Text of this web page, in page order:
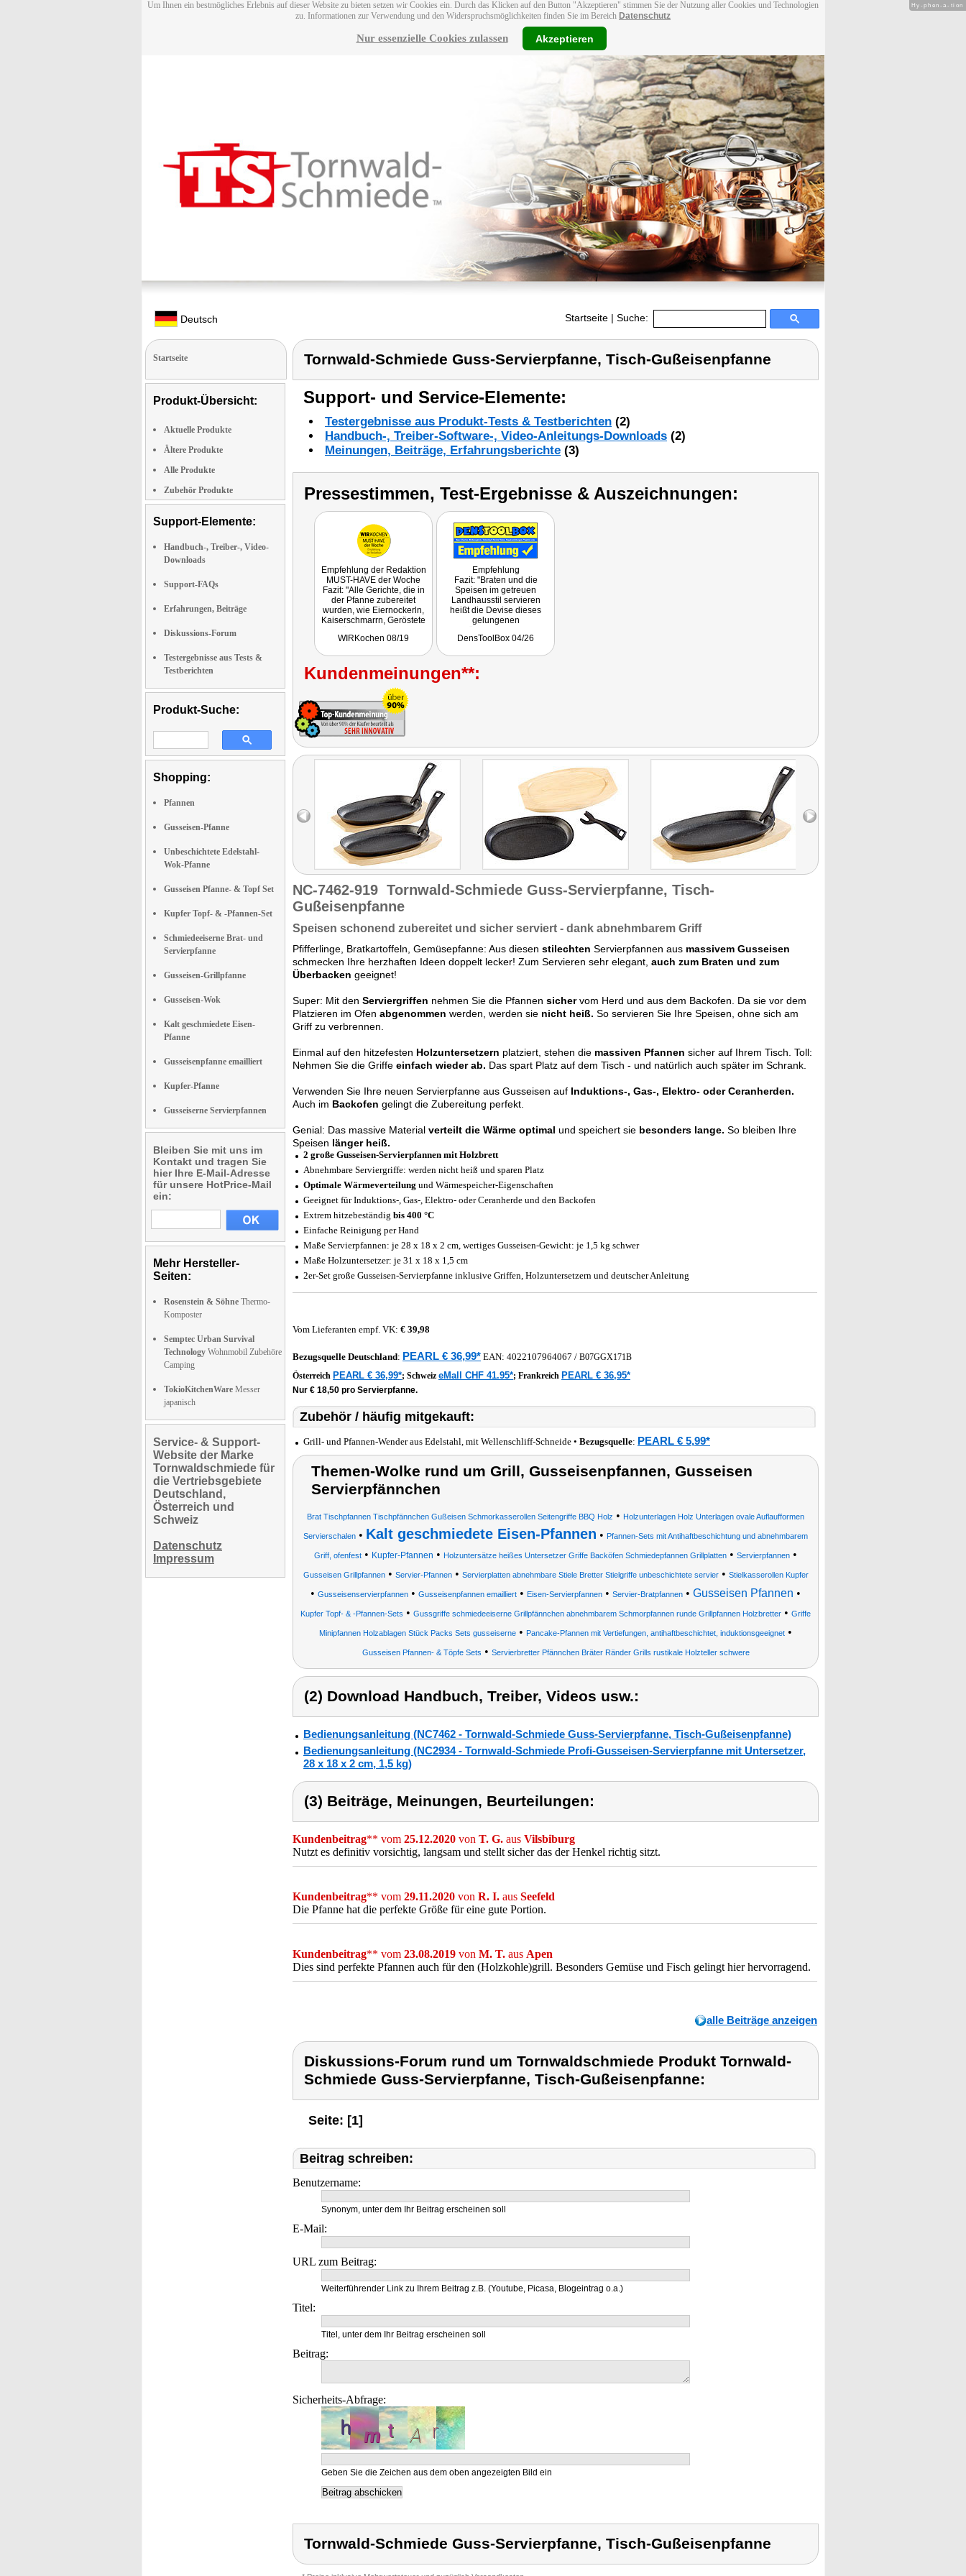
Um Ihnen ein bestmögliches Erlebnis auf dieser Website zu bieten setzen wir Cookies ein. Durch das Klicken auf den Button "Akzeptieren" stimmen Sie der Nutzung aller Cookies und Technologien
zu. Informationen zur Verwendung und den Widerspruchsmöglichkeiten finden Sie im Bereich Datenschutz
Nur essenzielle Cookies zulassen Akzeptieren
Deutsch Startseite | Suche:
Startseite
Produkt-Übersicht:
Aktuelle Produkte
Ältere Produkte
Alle Produkte
Zubehör Produkte
Support-Elemente:
Handbuch-, Treiber-, Video-
Downloads
Support-FAQs
Erfahrungen, Beiträge
Diskussions-Forum
Testergebnisse aus Tests &
Testberichten
Produkt-Suche:
Shopping:
Pfannen
Gusseisen-Pfanne
Unbeschichtete Edelstahl-
Wok-Pfanne
Gusseisen Pfanne- & Topf Set
Kupfer Topf- & -Pfannen-Set
Schmiedeeiserne Brat- und
Servierpfanne
Gusseisen-Grillpfanne
Gusseisen-Wok
Kalt geschmiedete Eisen-
Pfanne
Gusseisenpfanne emailliert
Kupfer-Pfanne
Gusseiserne Servierpfannen
Bleiben Sie mit uns im
Kontakt und tragen Sie
hier Ihre E-Mail-Adresse
für unsere HotPrice-Mail
ein:
Mehr Hersteller-
Seiten:
Rosenstein & Söhne Thermo-
Komposter
Semptec Urban Survival
Technology Wohnmobil Zubehöre
Camping
TokioKitchenWare Messer
japanisch
Service- & Support-
Website der Marke
Tornwaldschmiede für
die Vertriebsgebiete
Deutschland,
Österreich und
Schweiz
Datenschutz
Impressum
Tornwald-Schmiede Guss-Servierpfanne, Tisch-Gußeisenpfanne
Support- und Service-Elemente:
Testergebnisse aus Produkt-Tests & Testberichten (2)
Handbuch-, Treiber-Software-, Video-Anleitungs-Downloads (2)
Meinungen, Beiträge, Erfahrungsberichte (3)
Pressestimmen, Test-Ergebnisse & Auszeichnungen:
Empfehlung der Redaktion
MUST-HAVE der Woche
Fazit: "Alle Gerichte, die in
der Pfanne zubereitet
wurden, wie Eiernockerln,
Kaiserschmarrn, Geröstete
Eierschwammerl-Gröstl,
einfach nur Bratkartoffeln
gelangen perfekt, da die
Wärmeverteilung der
Pfanne wirklich ideal ist. Die
Gerichte sind im
Handumdrehen gemacht.
Variieren Sie Zutaten, die
zaubern Sie mit der
Pfannen neue, individuelle
Getestet wurde NC-2900.
WIRKochen 08/19
Empfehlung
Fazit: "Braten und die
Speisen im getreuen
Landhausstil servieren
heißt die Devise dieses
gelungenen
Getestet wurde NC-2900.
DensToolBox 04/26
Kundenmeinungen**:
NC-7462-919 Tornwald-Schmiede Guss-Servierpfanne, Tisch-
Gußeisenpfanne
Speisen schonend zubereitet und sicher serviert - dank abnehmbarem Griff
Pfifferlinge, Bratkartoffeln, Gemüsepfanne: Aus diesen stilechten Servierpfannen aus massivem Gusseisen
schmecken Ihre herzhaften Ideen doppelt lecker! Zum Servieren sehr elegant, auch zum Braten und zum
Überbacken geeignet!
Super: Mit den Serviergriffen nehmen Sie die Pfannen sichervom Herd und aus dem Backofen. Da sie vor dem
Platzieren im Ofen abgenommen werden, werden sie nicht heiß. So servieren Sie Ihre Speisen, ohne sich am
Griff zu verbrennen.
Einmal auf den hitzefesten Holzuntersetzern platziert, stehen die massiven Pfannen sicher auf Ihrem Tisch. Toll:
Nehmen Sie die Griffe einfach wieder ab. Das spart Platz auf dem Tisch - und natürlich auch später im Schrank.
Verwenden Sie Ihre neuen Servierpfanne aus Gusseisen auf Induktions-, Gas-, Elektro- oder Ceranherden.
Auch im Backofen gelingt die Zubereitung perfekt.
Genial: Das massive Material verteilt die Wärme optimal und speichert sie besonders lange. So bleiben Ihre
Speisen länger heiß.
2 große Gusseisen-Servierpfannen mit Holzbrett
Abnehmbare Serviergriffe: werden nicht heiß und sparen Platz
Optimale Wärmeverteilung und Wärmespeicher-Eigenschaften
Geeignet für Induktions-, Gas-, Elektro- oder Ceranherde und den Backofen
Extrem hitzebeständig bis 400 °C
Einfache Reinigung per Hand
Maße Servierpfannen: je 28 x 18 x 2 cm, wertiges Gusseisen-Gewicht: je 1,5 kg schwer
Maße Holzuntersetzer: je 31 x 18 x 1,5 cm
2er-Set große Gusseisen-Servierpfanne inklusive Griffen, Holzuntersetzern und deutscher Anleitung
Vom Lieferanten empf. VK: € 39,98
Bezugsquelle Deutschland: PEARL € 36,99* EAN: 4022107964067 / B07GGX171B
Österreich PEARL € 36,99*; Schweiz eMall CHF 41.95*; Frankreich PEARL € 36,95*
Nur € 18,50 pro Servierpfanne.
Zubehör / häufig mitgekauft:
Grill- und Pfannen-Wender aus Edelstahl, mit Wellenschliff-Schneide • Bezugsquelle: PEARL € 5,99*
Themen-Wolke rund um Grill, Gusseisenpfannen, Gusseisen
Servierpfännchen
Brat Tischpfannen Tischpfännchen Gußeisen Schmorkasserollen Seitengriffe BBQ Holz • Holzunterlagen Holz Unterlagen ovale Auflaufformen
Servierschalen • Kalt geschmiedete Eisen-Pfannen • Pfannen-Sets mit Antihaftbeschichtung und abnehmbarem
Griff, ofenfest • Kupfer-Pfannen • Holzuntersätze heißes Untersetzer Griffe Backöfen Schmiedepfannen Grillplatten • Servierpfannen •
Gusseisen Grillpfannen• Servier-Pfannen• Servierplatten abnehmbare Stiele Bretter Stielgriffe unbeschichtete servier• Stielkasserollen Kupfer
• Gusseisenservierpfannen • Gusseisenpfannen emailliert • Eisen-Servierpfannen • Servier-Bratpfannen • Gusseisen Pfannen •
Kupfer Topf- & -Pfannen-Sets • Gussgriffe schmiedeeiserne Grillpfännchen abnehmbarem Schmorpfannen runde Grillpfannen Holzbretter • Griffe
Minipfannen Holzablagen Stück Packs Sets gusseiserne • Pancake-Pfannen mit Vertiefungen, antihaftbeschichtet, induktionsgeeignet •
Gusseisen Pfannen- & Töpfe Sets • Servierbretter Pfännchen Bräter Ränder Grills rustikale Holzteller schwere
(2) Download Handbuch, Treiber, Videos usw.:
Bedienungsanleitung (NC7462 - Tornwald-Schmiede Guss-Servierpfanne, Tisch-Gußeisenpfanne)
Bedienungsanleitung (NC2934 - Tornwald-Schmiede Profi-Gusseisen-Servierpfanne mit Untersetzer,
28 x 18 x 2 cm, 1,5 kg)
(3) Beiträge, Meinungen, Beurteilungen:
Kundenbeitrag** vom 25.12.2020 von T. G. aus Vilsbiburg
Nutzt es definitiv vorsichtig, langsam und stellt sicher das der Henkel richtig sitzt.
Kundenbeitrag** vom 29.11.2020 von R. I. aus Seefeld
Die Pfanne hat die perfekte Größe für eine gute Portion.
Kundenbeitrag** vom 23.08.2019 von M. T. aus Apen
Dies sind perfekte Pfannen auch für den (Holzkohle)grill. Besonders Gemüse und Fisch gelingt hier hervorragend.
alle Beiträge anzeigen
Diskussions-Forum rund um Tornwaldschmiede Produkt Tornwald-
Schmiede Guss-Servierpfanne, Tisch-Gußeisenpfanne:
Seite: [1]
Beitrag schreiben:
Benutzername:
Synonym, unter dem Ihr Beitrag erscheinen soll
E-Mail:
URL zum Beitrag:
Weiterführender Link zu Ihrem Beitrag z.B. (Youtube, Picasa, Blogeintrag o.a.)
Titel:
Titel, unter dem Ihr Beitrag erscheinen soll
Beitrag:
Sicherheits-Abfrage:
Geben Sie die Zeichen aus dem oben angezeigten Bild ein
Tornwald-Schmiede Guss-Servierpfanne, Tisch-Gußeisenpfanne
Hy-phen-a-tion